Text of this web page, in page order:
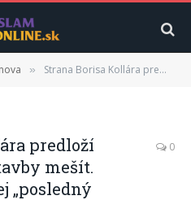
» Strana Borisa Kollára predloží návrh na zákaz stavby mešít. Oznámil to dnes jej „posledný križiak“
predloží
mešít.
„posledný
0